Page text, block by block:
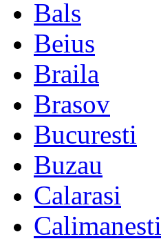
Bals
Beius
Braila
Brasov
Bucuresti
Buzau
Calarasi
Calimanesti